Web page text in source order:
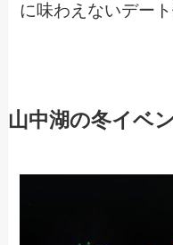
に味わえないデー
山中湖の冬イベ